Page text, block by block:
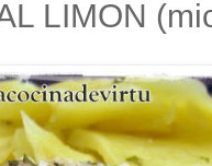
LIMON